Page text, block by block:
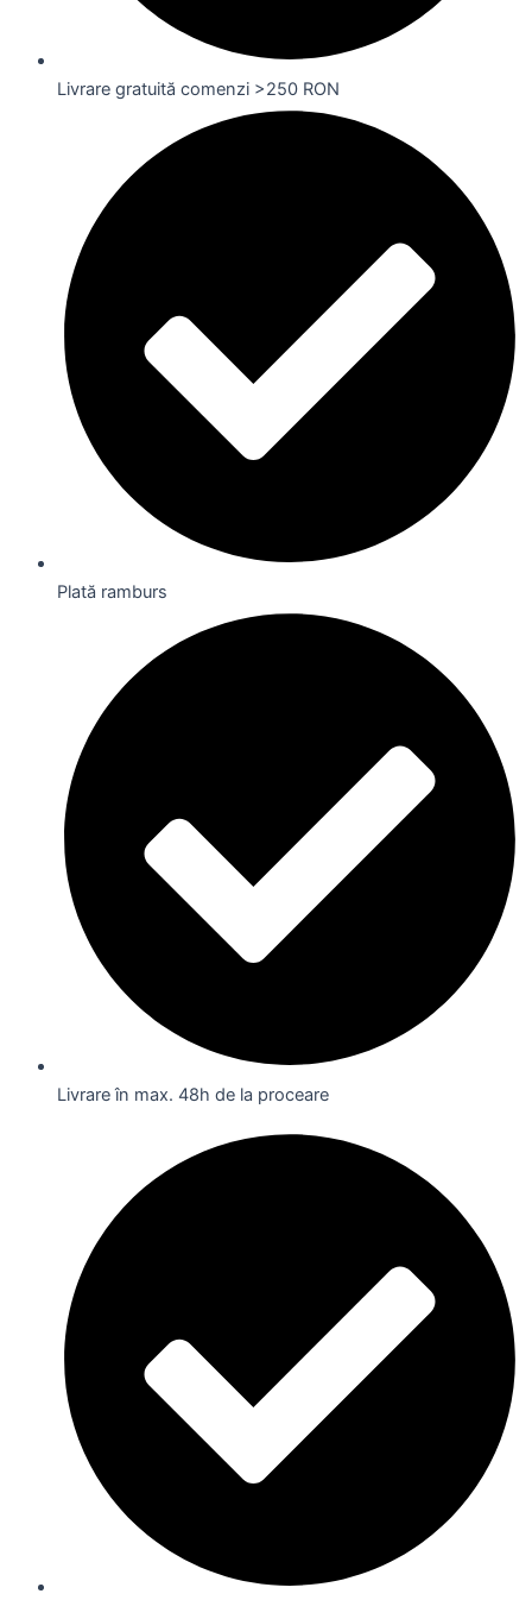
Livrare gratuită comenzi >250 RON
Plată ramburs
Livrare în max. 48h de la proceare